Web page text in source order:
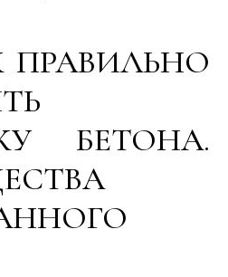
ПРАВИЛЬНО
БЕТОНА.